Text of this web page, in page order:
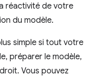
réactivité de votre
du modèle.
simple si tout votre
préparer le modèle,
Vous pouvez